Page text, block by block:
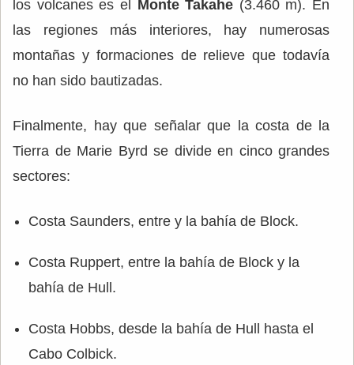
los volcanes es el Monte Takahe (3.460 m). En
las regiones más interiores, hay numerosas
montañas y formaciones de relieve que todavía
no han sido bautizadas.
Finalmente, hay que señalar que la costa de la
Tierra de Marie Byrd se divide en cinco grandes
sectores:
Costa Saunders, entre y la bahía de Block.
Costa Ruppert, entre la bahía de Block y la
bahía de Hull.
Costa Hobbs, desde la bahía de Hull hasta el
Cabo Colbick.